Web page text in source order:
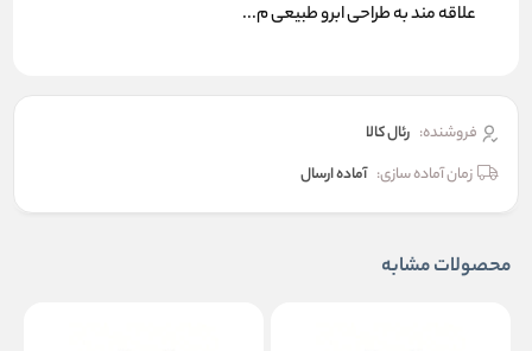
علاقه مند به طراحی ابرو طبیعی م...
فروشنده: رئال كالا
زمان آماده سازی: آماده ارسال
محصولات مشابه